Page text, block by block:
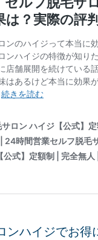
ンハイジでお得